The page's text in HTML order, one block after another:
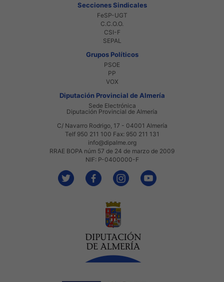
Secciones Sindicales
FeSP-UGT
C.C.O.O.
CSI-F
SEPAL
Grupos Políticos
PSOE
PP
VOX
Diputación Provincial de Almería
Sede Electrónica
Diputación Provincial de Almería
C/ Navarro Rodrigo, 17 - 04001 Almería
Telf 950 211 100 Fax: 950 211 131
info@dipalme.org
RRAE BOPA núm 57 de 24 de marzo de 2009
NIF: P-0400000-F